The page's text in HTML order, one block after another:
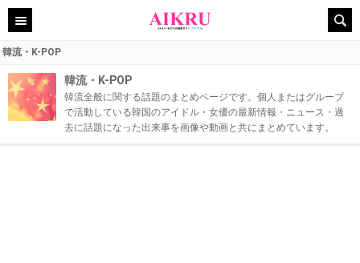
韓流・K-POP
韓流・K-POP
韓流全般に関する話題のまとめページです。個人またはグループ
で活動している韓国のアイドル・女優の最新情報・ニュース・過
去に話題になった出来事を画像や動画と共にまとめています。